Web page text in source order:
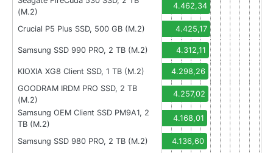
(M.2)
4.462,34
Crucial P5 Plus SSD, 500 GB (M.2) 4.425,17
Samsung SSD 990 PRO, 2 TB (M.2) 4.312,11
KIOXIA XG8 Client SSD, 1 TB (M.2)
4.298,26
GOODRAM IRDM PRO SSD, 2 TB
(M.2)
4.257,02
Samsung OEM Client SSD PM9A1, 2
TB (M.2)
4.168,01
Samsung SSD 980 PRO, 2 TB (M.2)
4.136,60